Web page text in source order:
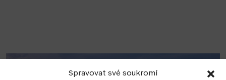
Spravovat své soukromí